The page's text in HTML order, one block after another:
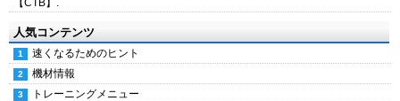
【CTB】.
人気コンテンツ
速くなるためのヒント
機材情報
トレーニングメニュー